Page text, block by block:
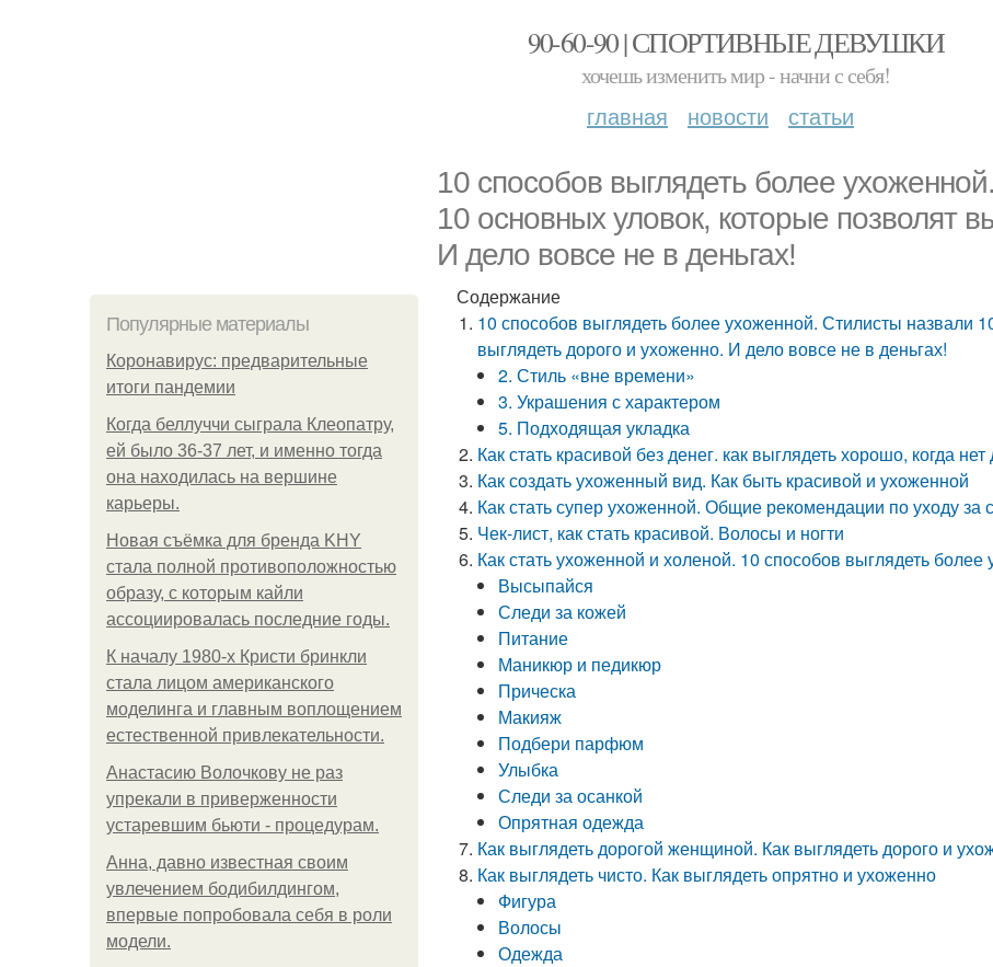
90-60-90 | СПОРТИВНЫЕ ДЕВУШКИ
хочешь изменить мир - начни с себя!
главная новости статьи
10 способов выглядеть более
10 основных уловок, которые позволят
И дело вовсе не в деньгах!
Популярные материалы
Коронавирус: предварительные
итоги пандемии
Когда беллуччи сыграла Клеопатру,
ей было 36-37 лет, и именно тогда
она находилась на вершине
карьеры.
Новая съёмка для бренда KHY
стала полной противоположностью
образу, с которым кайли
ассоциировалась последние годы.
К началу 1980-х Кристи бринкли
стала лицом американского
моделинга и главным воплощением
естественной привлекательности.
Анастасию Волочкову не раз
упрекали в приверженности
устаревшим бьюти - процедурам.
Анна, давно известная своим
увлечением бодибилдингом,
впервые попробовала себя в роли
модели.
Содержание
10 способов выглядеть более ухоженной. Стилисты назвали
выглядеть дорого и ухоженно. И дело вовсе не в деньгах!
2. Стиль «вне времени»
3. Украшения с характером
5. Подходящая укладка
Как стать красивой без денег. как выглядеть хорошо, когда нет
Как создать ухоженный вид. Как быть красивой и ухоженной
Как стать супер ухоженной. Общие рекомендации по уходу
Чек-лист, как стать красивой. Волосы и ногти
Как стать ухоженной и холеной. 10 способов выглядеть более
Высыпайся
Следи за кожей
Питание
Маникюр и педикюр
Прическа
Макияж
Подбери парфюм
Улыбка
Следи за осанкой
Опрятная одежда
Как выглядеть дорогой женщиной. Как выглядеть дорого и
Как выглядеть чисто. Как выглядеть опрятно и ухоженно
Фигура
Волосы
Одежда